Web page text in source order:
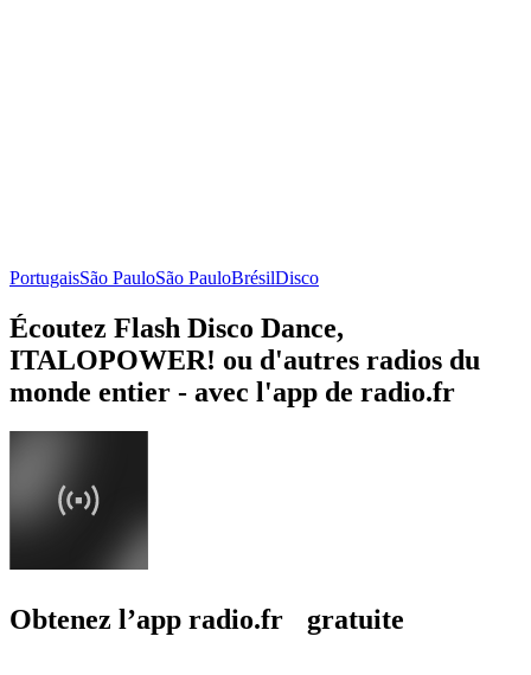
PortugaisSão PauloSão PauloBrésilDisco
Écoutez Flash Disco Dance,
ITALOPOWER! ou d'autres radios du
monde entier - avec l'app de radio.fr
Obtenez l’app radio.fr gratuite